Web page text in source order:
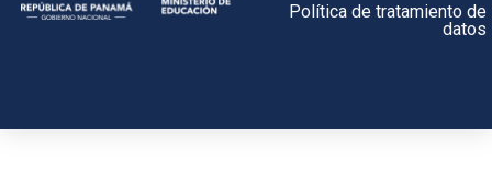
Política de tratamiento de
datos